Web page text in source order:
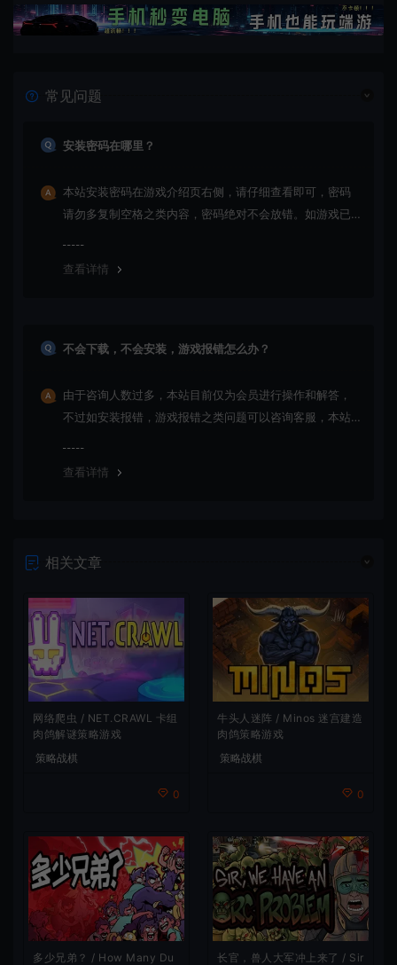
常见问题
安装密码在哪里？
本站安装密码在游戏介绍页右侧，请仔细查看即可，密码
请勿多复制空格之类内容，密码绝对不会放错。如游戏已
查看详情
不会下载，不会安装，游戏报错怎么办？
由于咨询人数过多，本站目前仅为会员进行操作和解答，
不过如安装报错，游戏报错之类问题可以咨询客服，本站
查看详情
相关文章
网络爬虫 / NET.CRAWL 卡组
肉鸽解谜策略游戏
策略战棋
0
牛头人迷阵 / Minos 迷宫建造
肉鸽策略游戏
策略战棋
0
多少兄弟？ / How Many Du
长官，兽人大军冲上来了 / Sir